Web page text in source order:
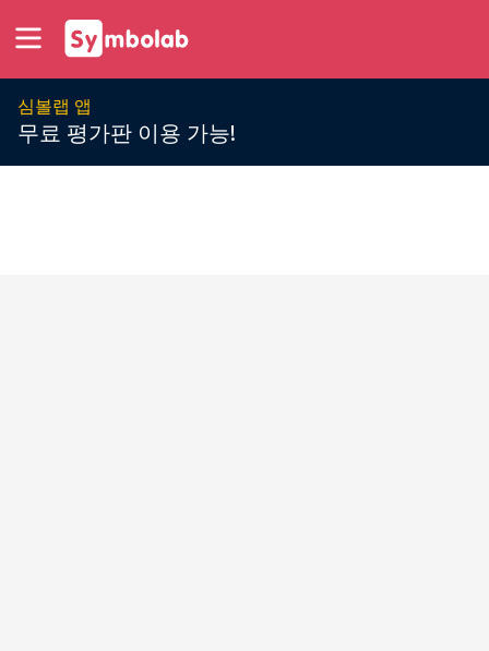
심볼랩 앱
무료 평가판 이용 가능!